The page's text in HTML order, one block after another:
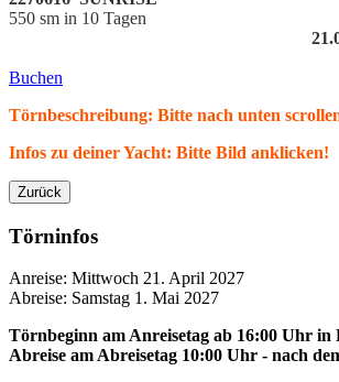
550 sm in 10 Tagen
Buchen
Törnbeschreibung: Bitte nach unten
Infos zu deiner Yacht: Bitte Bild anklicken!
Zurück
Törninfos
Anreise: Mittwoch 21. April 2027
Abreise: Samstag 1. Mai 2027
Törnbeginn am Anreisetag ab 16:00 Uhr in
Abreise am Abreisetag 10:00 Uhr - nach